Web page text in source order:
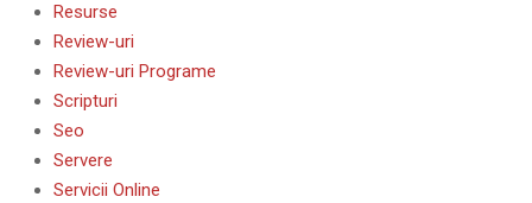
Resurse
Review-uri
Review-uri Programe
Scripturi
Seo
Servere
Servicii Online